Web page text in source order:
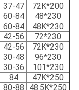
200*72K
37-47
230*48
60-84
230*48K
60-84
230*72
42-56
230*72K
42-56
230*96
30-48
230*101
30-36
250*47K
84
250*48.5K
80-88